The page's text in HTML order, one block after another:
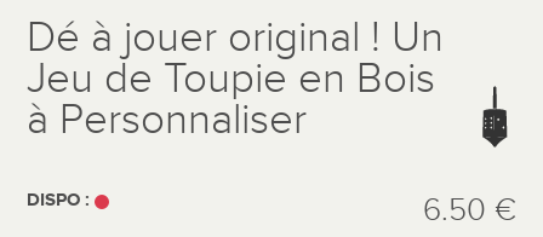
Dé à jouer original ! Un
Jeu de Toupie en Bois
à Personnaliser
DISPO : 6.50 €